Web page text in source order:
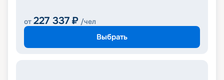
от 227 337 ₽ /чел
Выбрать